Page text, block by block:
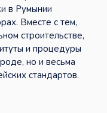
в Румынии
Вместе с тем,
строительстве,
и процедуры
но и весьма
стандартов.